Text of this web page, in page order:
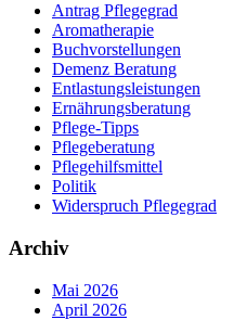
Antrag Pflegegrad
Aromatherapie
Buchvorstellungen
Demenz Beratung
Entlastungsleistungen
Ernährungsberatung
Pflege-Tipps
Pflegeberatung
Pflegehilfsmittel
Politik
Widerspruch Pflegegrad
Archiv
Mai 2026
April 2026